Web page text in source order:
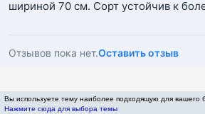
шириной 70 см. Сорт устойчив к
Отзывов пока нет.Оставить отзыв
Вы используете тему наиболее подходящую для вашего
Нажмите сюда для выбора темы